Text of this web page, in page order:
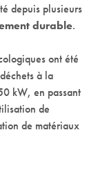
depuis plusieurs
durable.
ont été
à la
kW, en passant
de
de matériaux